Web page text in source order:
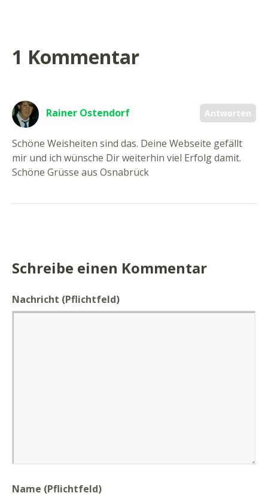
1 Kommentar
Antworten
Rainer Ostendorf
Schöne Weisheiten sind das. Deine Webseite gefällt
mir und ich wünsche Dir weiterhin viel Erfolg damit.
Schöne Grüsse aus Osnabrück
Schreibe einen Kommentar
Nachricht (Pflichtfeld)
Name (Pflichtfeld)